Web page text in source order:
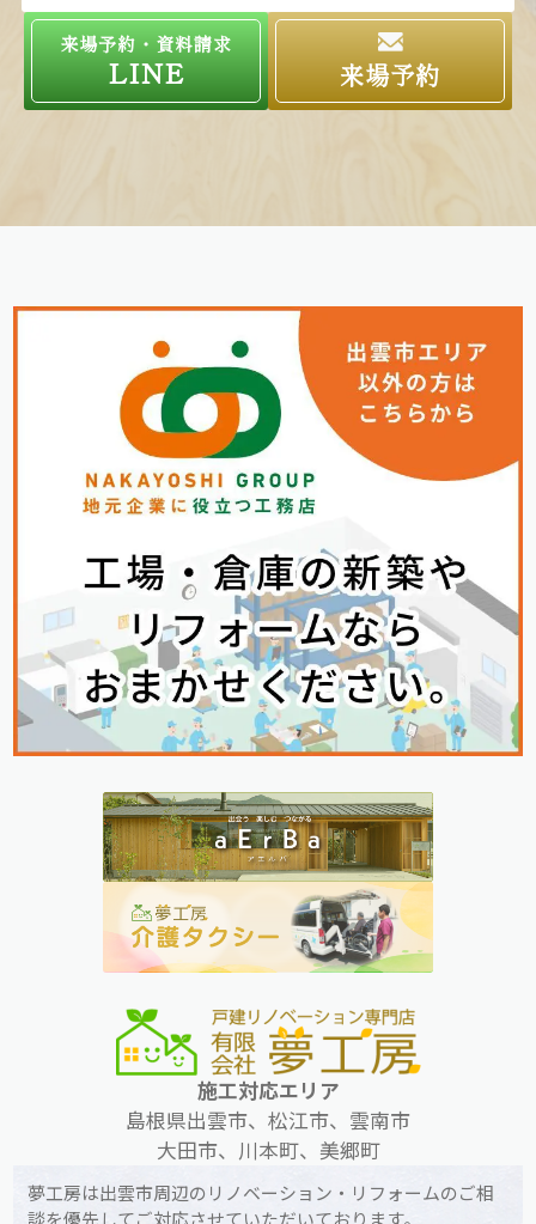
来場予約・資料請求
LINE 来場予約
施工対応エリア
島根県出雲市、松江市、雲南市
大田市、川本町、美郷町
夢工房は出雲市周辺のリノベーション・リフォームのご相
談を優先してご対応させていただいております。